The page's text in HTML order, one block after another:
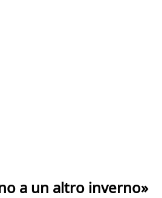
a un altro inverno»